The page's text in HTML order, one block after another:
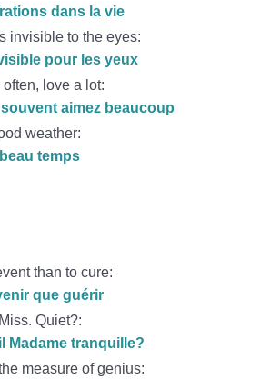
dans la vie
invisible to the eyes:
pour les yeux
love a lot:
aimez beaucoup
weather:
temps
than to cure:
que guérir
Quiet?:
Madame tranquille?
measure of genius: